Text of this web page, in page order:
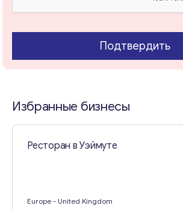
Подтвердить
Избранные бизнесы
Ресторан в Уэймуте
Europe - United Kingdom